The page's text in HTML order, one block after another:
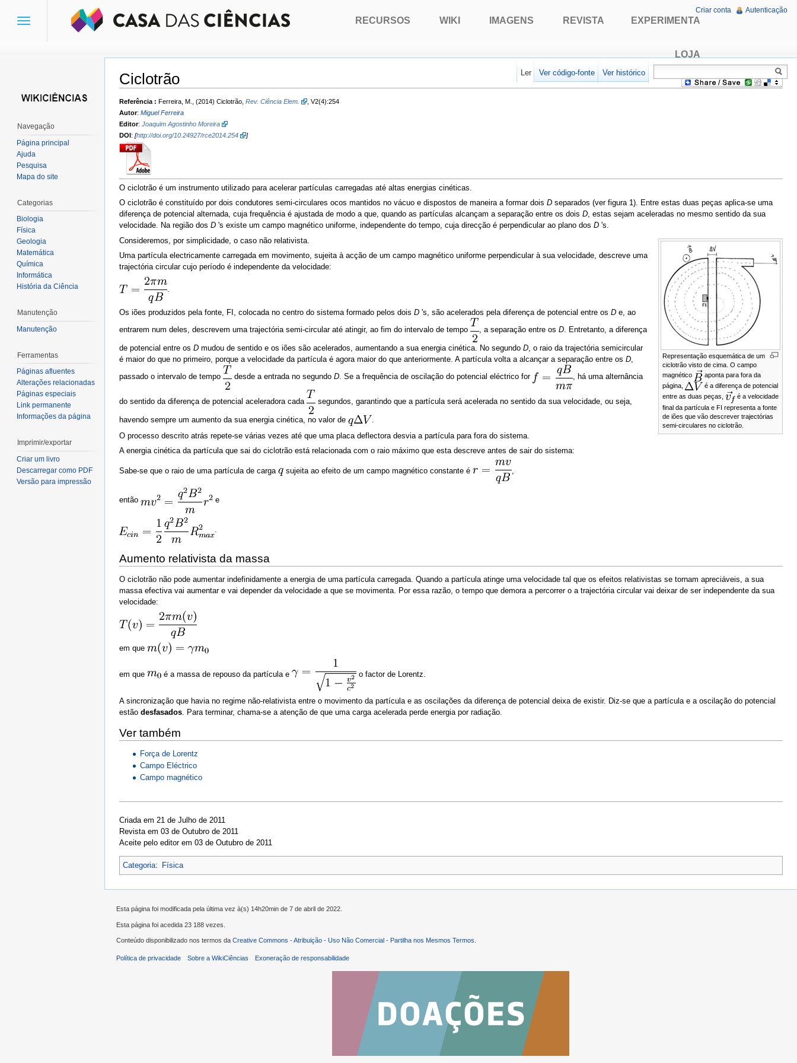
Ciclotrão
Ir para:navegação,pesquisa
Referência : Ferreira, M., (2014) Ciclotrão, Rev. Ciência Elem.
, V2(4):254
Autor: Miguel Ferreira
Editor: Joaquim Agostinho Moreira
DOI: [http://doi.org/10.24927/rce2014.254 ]
O ciclotrão é um instrumento utilizado para acelerar partículas carregadas até altas energias cinéticas.
O ciclotrão é constituído por dois condutores semi-circulares ocos mantidos no vácuo e dispostos de maneira a formar dois D separados (ver figura 1). Entre estas duas peças aplica-se uma
diferença de potencial alternada, cuja frequência é ajustada de modo a que, quando as partículas alcançam a separação entre os dois D, estas sejam aceleradas no mesmo sentido da sua
velocidade. Na região dos D 's existe um campo magnético uniforme, independente do tempo, cuja direcção é perpendicular ao plano dos D 's.
Representação esquemática de um
ciclotrão visto de cima. O campo
magnético
aponta para fora da
página,
é a diferença de potencial
entre as duas peças,
é a velocidade
final da partícula e FI representa a fonte
de iões que vão descrever trajectórias
semi-circulares no ciclotrão.
Consideremos, por simplicidade, o caso não relativista.
Uma partícula electricamente carregada em movimento, sujeita à acção de um campo magnético uniforme perpendicular à sua velocidade, descreve uma
trajectória circular cujo período é independente da velocidade:
Os iões produzidos pela fonte, FI, colocada no centro do sistema formado pelos dois D 's, são acelerados pela diferença de potencial entre os D e, ao
entrarem num deles, descrevem uma trajectória semi-circular até atingir, ao fim do intervalo de tempo
, a separação entre os D . Entretanto, a diferença
de potencial entre os D mudou de sentido e os iões são acelerados, aumentando a sua energia cinética. No segundo D, o raio da trajectória semicircular
é maior do que no primeiro, porque a velocidade da partícula é agora maior do que anteriormente. A partícula volta a alcançar a separação entre os D,
passado o intervalo de tempo
desde a entrada no segundo D. Se a frequência de oscilação do potencial eléctrico for , há uma alternância
do sentido da diferença de potencial aceleradora cada segundos, garantindo que a partícula será acelerada no sentido da sua velocidade, ou seja,
havendo sempre um aumento da sua energia cinética, no valor de
.
O processo descrito atrás repete-se várias vezes até que uma placa deflectora desvia a partícula para fora do sistema.
A energia cinética da partícula que sai do ciclotrão está relacionada com o raio máximo que esta descreve antes de sair do sistema:
Sabe-se que o raio de uma partícula de carga sujeita ao efeito de um campo magnético constante é ,
então e
.
Aumento relativista da massa
O ciclotrão não pode aumentar indefinidamente a energia de uma partícula carregada. Quando a partícula atinge uma velocidade tal que os efeitos relativistas se tornam apreciáveis, a sua
massa efectiva vai aumentar e vai depender da velocidade a que se movimenta. Por essa razão, o tempo que demora a percorrer o a trajectória circular vai deixar de ser independente da sua
velocidade:
em que
em que é a massa de repouso da partícula e o factor de Lorentz.
A sincronização que havia no regime não-relativista entre o movimento da partícula e as oscilações da diferença de potencial deixa de existir. Diz-se que a partícula e a oscilação do potencial
estão desfasados. Para terminar, chama-se a atenção de que uma carga acelerada perde energia por radiação.
Ver também
Força de Lorentz
Campo Eléctrico
Campo magnético
Criada em 21 de Julho de 2011
Revista em 03 de Outubro de 2011
Aceite pelo editor em 03 de Outubro de 2011
Categoria: Física
Toggle
RECURSOS WIKI IMAGENS REVISTA EXPERIMENTA
LOJA
Criar conta Autenticação
Ler Ver código-fonte Ver histórico
Navegação
Página principal
Ajuda
Pesquisa
Mapa do site
Categorias
Biologia
Física
Geologia
Matemática
Química
Informática
História da Ciência
Manutenção
Manutenção
Ferramentas
Páginas afluentes
Alterações relacionadas
Páginas especiais
Link permanente
Informações da página
Imprimir/exportar
Criar um livro
Descarregar como PDF
Versão para impressão
Esta página foi modificada pela última vez à(s) 14h20min de 7 de abril de 2022.
Esta página foi acedida 23 188 vezes.
Conteúdo disponibilizado nos termos da Creative Commons - Atribuição - Uso Não Comercial - Partilha nos Mesmos Termos
Política de privacidade Sobre a WikiCiências Exoneração de responsabilidade